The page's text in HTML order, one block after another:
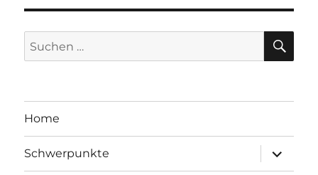
Suchen
nach:
Home
Schwerpunkte
öffnen